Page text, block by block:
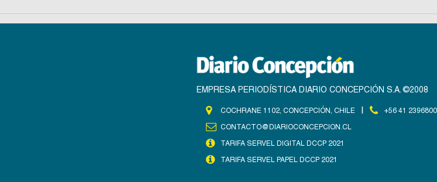
EMPRESA PERIODÍSTICA DIARIO CONCEPCIÓN S.A. ©2008
COCHRANE 1102, CONCEPCIÓN, CHILE
+56 41 2396800
CONTACTO@DIARIOCONCEPCION.CL
TARIFA SERVEL DIGITAL DCCP 2021
TARIFA SERVEL PAPEL DCCP 2021